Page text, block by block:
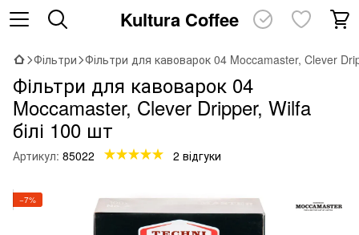
Kultura Coffee
Фільтри Фільтри для кавоварок 04 Moccamaster, Clever
Фільтри для кавоварок 04
Moccamaster, Clever Dripper, Wilfa
білі 100 шт
Артикул: 85022 2 відгуки
−7%